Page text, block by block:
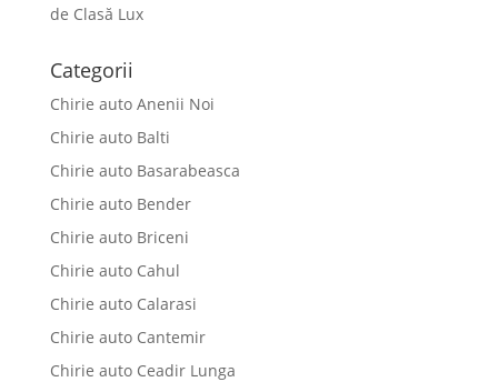
de Clasă Lux
Categorii
Chirie auto Anenii Noi
Chirie auto Balti
Chirie auto Basarabeasca
Chirie auto Bender
Chirie auto Briceni
Chirie auto Cahul
Chirie auto Calarasi
Chirie auto Cantemir
Chirie auto Ceadir Lunga